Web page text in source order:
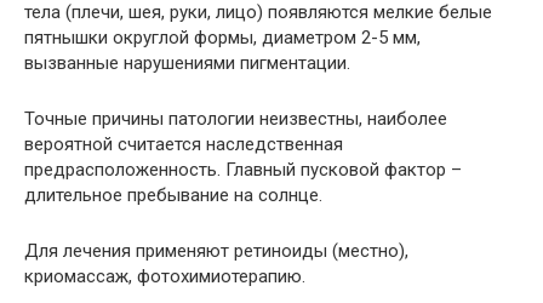
тела (плечи, шея, руки, лицо) появляются мелкие белые
пятнышки округлой формы, диаметром 2-5 мм,
вызванные нарушениями пигментации.
Точные причины патологии неизвестны, наиболее
вероятной считается наследственная
предрасположенность. Главный пусковой фактор –
длительное пребывание на солнце.
Для лечения применяют ретиноиды (местно),
криомассаж, фотохимиотерапию.